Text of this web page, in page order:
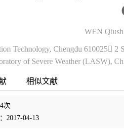
WEN
Technology, Chengdu 610025 2
of Severe Weather (LASW),
相似文献
次
2017-04-13